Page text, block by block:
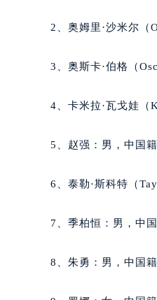
台州
甘
黑龙
黑龙
黑
黑龙
黑龙
2、奥姆里·沙米尔（
3、奥斯卡·伯格（
4、卡米拉·瓦戈娃（
5、赵强：男，中国
6、泰勒·斯科特（
7、季柏恒：男，中
8、朱勇：男，中国